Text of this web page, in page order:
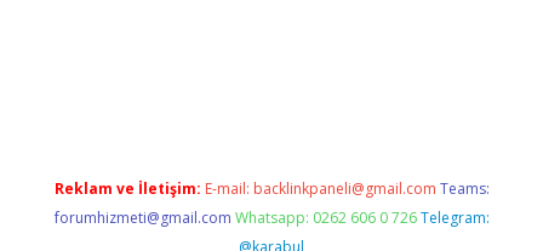
Reklam ve İletişim: E-mail: backlinkpaneli@gmail.com Teams:
forumhizmeti@gmail.com Whatsapp: 0262 606 0 726 Telegram:
@karabul